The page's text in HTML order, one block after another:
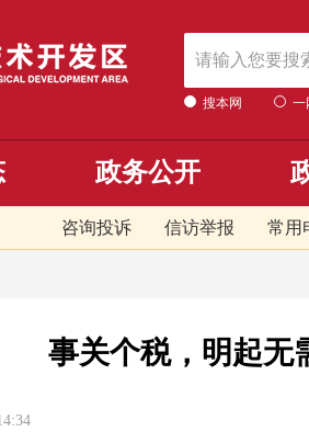
搜本网 一
政务公开
咨询投诉 信访举报 常用
事关个税，明起无